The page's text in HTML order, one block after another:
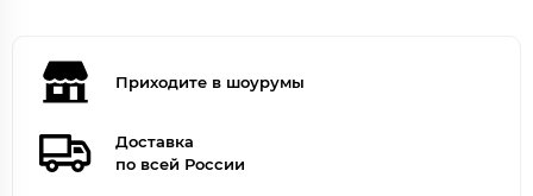
Приходите в шоурумы
Доставка
по всей России